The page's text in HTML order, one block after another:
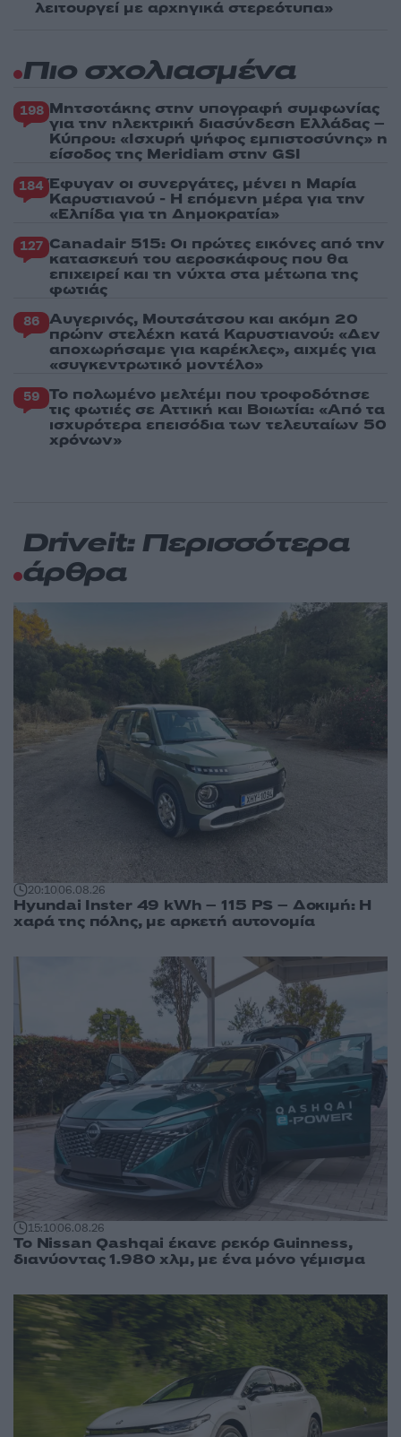
λειτουργεί με αρχηγικά στερεότυπα»
Πιο σχολιασμένα
198 Μητσοτάκης στην υπογραφή συμφωνίας
για την ηλεκτρική διασύνδεση Ελλάδας –
Κύπρου: «Ισχυρή ψήφος εμπιστοσύνης» η
είσοδος της Meridiam στην GSI
184 Έφυγαν οι συνεργάτες, μένει η Μαρία
Καρυστιανού - Η επόμενη μέρα για την
«Ελπίδα για τη Δημοκρατία»
127 Canadair 515: Οι πρώτες εικόνες από την
κατασκευή του αεροσκάφους που θα
επιχειρεί και τη νύχτα στα μέτωπα της
φωτιάς
86 Αυγερινός, Μουτσάτσου και ακόμη 20
πρώην στελέχη κατά Καρυστιανού: «Δεν
αποχωρήσαμε για καρέκλες», αιχμές για
«συγκεντρωτικό μοντέλο»
59 Το πολωμένο μελτέμι που τροφοδότησε
τις φωτιές σε Αττική και Βοιωτία: «Από τα
ισχυρότερα επεισόδια των τελευταίων 50
χρόνων»
Driveit: Περισσότερα
άρθρα
20:1006.08.26
Hyundai Inster 49 kWh – 115 PS – Δοκιμή: Η
χαρά της πόλης, με αρκετή αυτονομία
15:1006.08.26
Το Nissan Qashqai έκανε ρεκόρ Guinness,
διανύοντας 1.980 χλμ, με ένα μόνο γέμισμα